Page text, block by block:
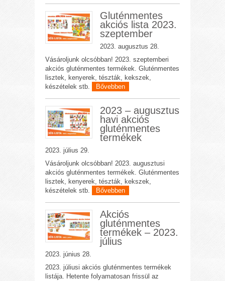
Gluténmentes
akciós lista 2023.
szeptember
2023. augusztus 28.
Vásároljunk olcsóbban! 2023. szeptemberi
akciós gluténmentes termékek. Gluténmentes
lisztek, kenyerek, tészták, kekszek,
készételek stb.
Bővebben
2023 – augusztus
havi akciós
gluténmentes
termékek
2023. július 29.
Vásároljunk olcsóbban! 2023. augusztusi
akciós gluténmentes termékek. Gluténmentes
lisztek, kenyerek, tészták, kekszek,
készételek stb.
Bővebben
Akciós
gluténmentes
termékek – 2023.
július
2023. június 28.
2023. júliusi akciós gluténmentes termékek
listája. Hetente folyamatosan frissül az